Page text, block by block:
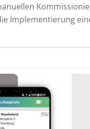
Implementierung